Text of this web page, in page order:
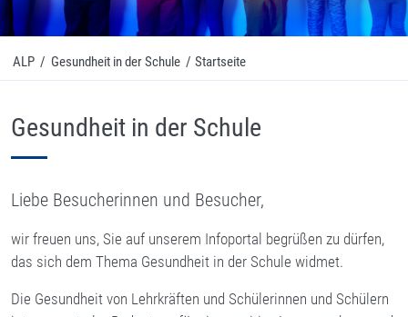
ALP / Gesundheit in der Schule / Startseite
Gesundheit in der Schule
Liebe Besucherinnen und Besucher,
wir freuen uns, Sie auf unserem Infoportal begrüßen zu dürfen,
das sich dem Thema Gesundheit in der Schule widmet.
Die Gesundheit von Lehrkräften und Schülerinnen und Schülern